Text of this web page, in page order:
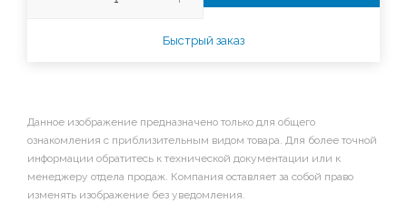
Быстрый заказ
Данное изображение предназначено только для общего
ознакомления с приблизительным видом товара. Для более точной
информации обратитесь к технической документации или к
менеджеру отдела продаж. Компания оставляет за собой право
изменять изображение без уведомления.